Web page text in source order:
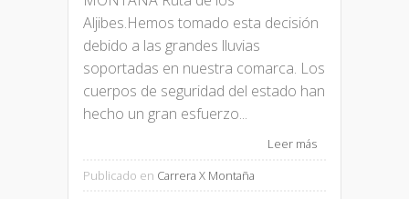
Aljibes.Hemos tomado esta decisión
debido a las grandes lluvias
soportadas en nuestra comarca. Los
cuerpos de seguridad del estado han
hecho un gran esfuerzo...
Leer más
Publicado en Carrera X Montaña